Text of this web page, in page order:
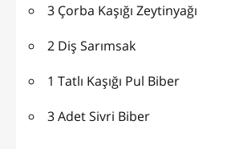
3 Çorba Kaşığı Zeytinyağı
2 Diş Sarımsak
1 Tatlı Kaşığı Pul Biber
3 Adet Sivri Biber